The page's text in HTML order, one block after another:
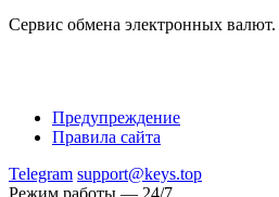
Сервис обмена электронных валют.
Предупреждение
Правила сайта
Telegram support@keys.top
Режим работы — 24/7